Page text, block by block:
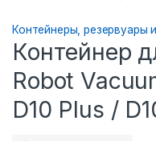
Контейнеры, резервуары
Контейнер
Robot
D10 Plus /